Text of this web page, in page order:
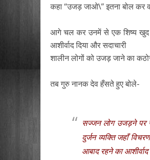
कहा “उजड़ जाओ\” इतना बोल कर
आगे चल कर उनमें से एक शिष्य खुद
आशीर्वाद दिया और सदाचारी
शालीन लोगों को उजड़ जाने का कठोर
तब गुरु नानक देव हँसते हुए बोले-
सज्जन लोग उजड़ने पर
दुर्जन व्यक्ति जहाँ
आबाद रहने का आशीर्वाद